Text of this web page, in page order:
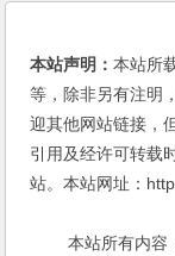
本站声明：本站所
等，除非另有注明
迎其他网站链接，
引用及经许可转载
站。本站网址：
本站所有内容（